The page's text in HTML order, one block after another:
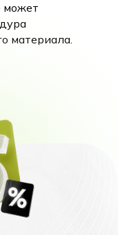
может
материала.